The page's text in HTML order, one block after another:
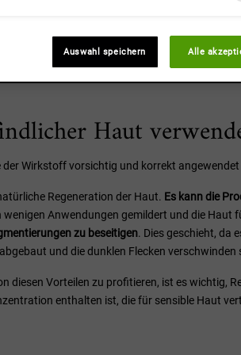
Haut
Wirkstoff vorsichtig und korrekt angewendet
Regeneration der Haut. Es kann die
Anwendungen gemildert und die Haut
zu beseitigen. Dies geschieht, da
und die dunklen Flecken verschwinden
diesen Vorteilen zu profitieren, ist es wichtig,
enthalten ist, die für sensible Haut
Auswahl speichern Alle